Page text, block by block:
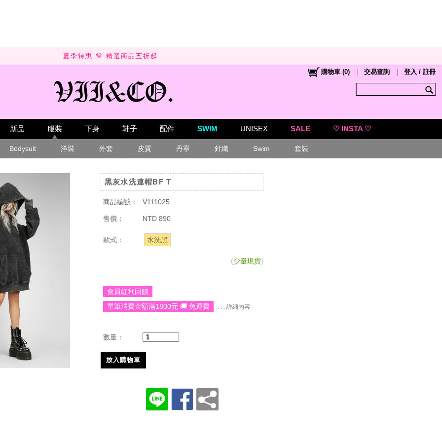
SUMMER SALE 💚 UP TO 50% OFF
新品 服裝 下身 鞋子 配件 SWIM UNISEX SALE ♡ INSTA ♡
購物車 (0) 交易查詢 登入 / 註冊
Bodysuit 洋裝 外套 皮質 丹寧 針織 Swim 套裝
黑灰水洗連帽BF T
商品編號： V111025
售價： NTD 890
款式： 水洗黑
(少量現貨)
會員紅利回饋
單筆消費金額滿1800元 🚚 免運費
. . . 詳細內容
數量：
放入購物車